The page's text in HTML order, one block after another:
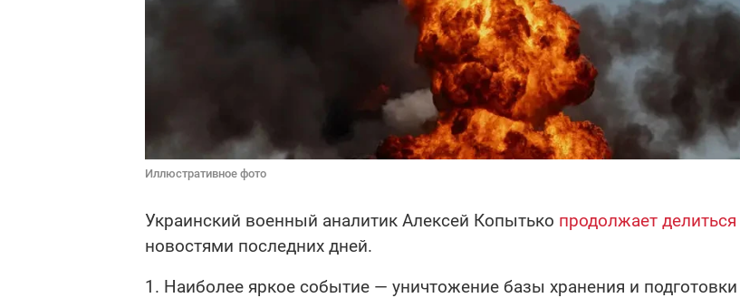
Иллюстративное фото
Украинский военный аналитик Алексей Копытько продолжает делиться
новостями последних дней.
1. Наиболее яркое событие — уничтожение базы хранения и подготовки